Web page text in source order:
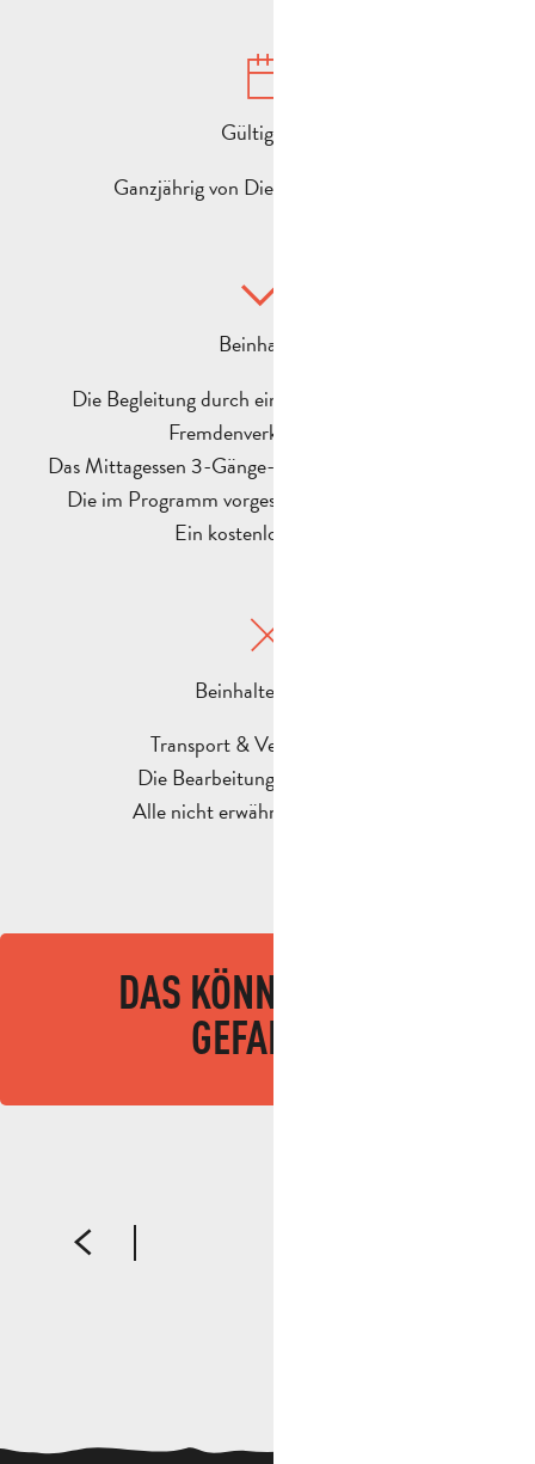
Gültigkeit :
Ganzjährig von Dienstag bis Samstag
Beinhaltet :
Die Begleitung durch einen Fremdenführer des
Fremdenverkehrsamtes.
Das Mittagessen 3-Gänge-Menü ¼ Wein und Kaffee
Die im Programm vorgesehenen Besichtigungen
Ein kostenloser Fahrer
Beinhaltet nicht :
Transport & Versicherungen
Die Bearbeitungsgebühr (20€)
Alle nicht erwähnten Leistungen
DAS KÖNNTE IHNEN
GEFALLEN